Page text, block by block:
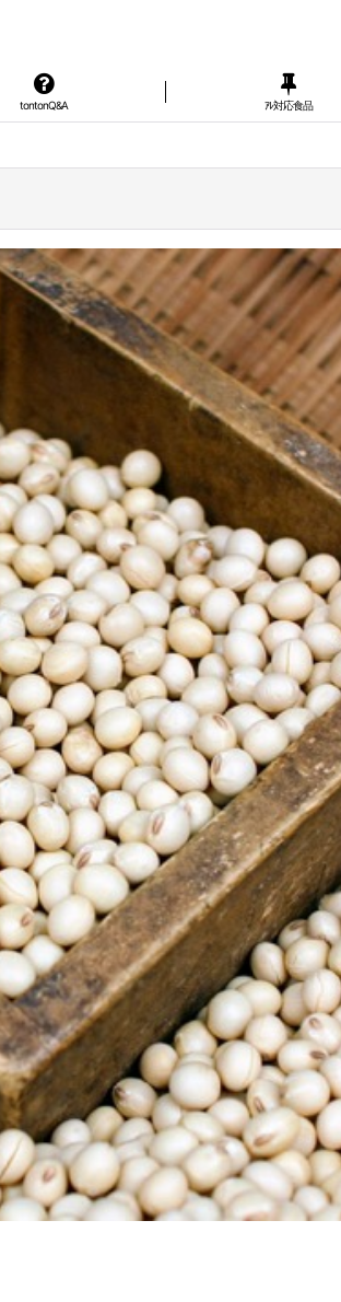
tontonQ&A ｱﾚ対応食品